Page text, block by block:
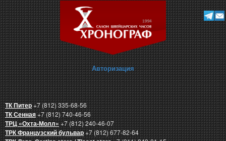
Авторизация
ТК Питер+7 (812) 335-68-56
ТК Сенная+7 (812) 740-46-56
ТРЦ «Охта-Молл»+7 (812) 240-46-07
ТРК Французский бульвар+7 (812) 677-82-64